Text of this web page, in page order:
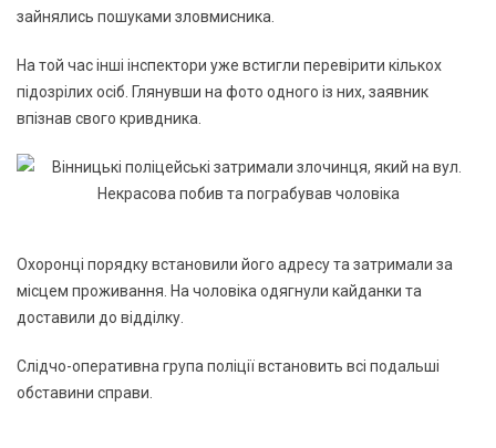
зайнялись пошуками зловмисника.
На той час інші інспектори уже встигли перевірити кількох
підозрілих осіб. Глянувши на фото одного із них, заявник
впізнав свого кривдника.
Охоронці порядку встановили його адресу та затримали за
місцем проживання. На чоловіка одягнули кайданки та
доставили до відділку.
Слідчо-оперативна група поліції встановить всі подальші
обставини справи.